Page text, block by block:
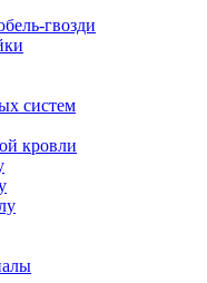
гвозди
систем
кровли